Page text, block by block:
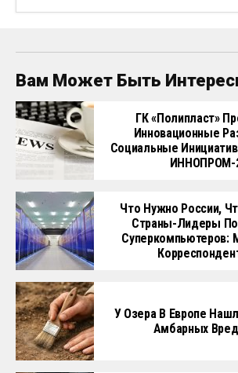
Вам Может Быть
ГК «Полипласт»
Инновационные
Социальные
ИННОПРОМ-
Что Нужно России,
Страны-Лидеры
Суперкомпьютеров:
У Озера В Европе
Амбарных